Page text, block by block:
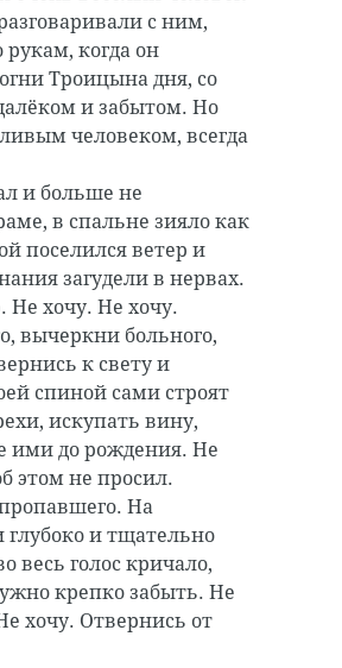
с ним,
когда он
Троицына дня, со
и забытом. Но
человеком, всегда
и больше не
в спальне зияло как
поселился ветер и
загудели в нервах.
хочу. Не хочу.
вычеркни больного,
к свету и
спиной сами строят
искупать вину,
ими до рождения. Не
этом не просил.
На
глубоко и тщательно
весь голос кричало,
крепко забыть. Не
хочу. Отвернись от